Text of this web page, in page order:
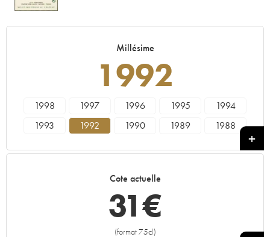
Millésime
1992
1998 1997 1996 1995
1994
1993
1992 1990 1989
1988
Cote actuelle
31€
(format 75cl)